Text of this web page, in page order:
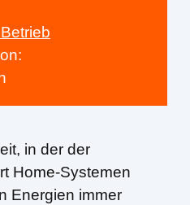
in der der
Home-Systemen
Energien immer